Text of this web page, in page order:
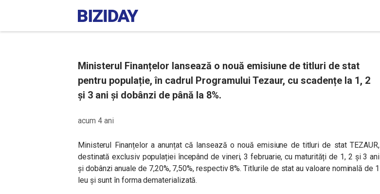
Ministerul Finanțelor lansează o nouă emisiune de titluri de stat
pentru populație, în cadrul Programului Tezaur, cu scadențe la 1, 2
și 3 ani și dobânzi de până la 8%.
acum 4 ani
Ministerul Finanțelor a anunțat că lansează o nouă emisiune de titluri de stat TEZAUR,
destinată exclusiv populației începând de vineri, 3 februarie, cu maturități de 1, 2 și 3 ani
și dobânzi anuale de 7,20%, 7,50%, respectiv 8%. Titlurile de stat au valoare nominală de 1
leu și sunt în forma dematerializată.